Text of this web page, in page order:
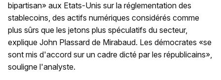
bipartisan» aux Etats-Unis sur la réglementation des
stablecoins, des actifs numériques considérés comme
plus sûrs que les jetons plus spéculatifs du secteur,
explique John Plassard de Mirabaud. Les démocrates «se
sont mis d'accord sur un cadre dicté par les républicains»,
souligne l'analyste.